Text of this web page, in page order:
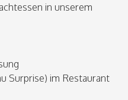
in unserem
Surprise) im Restaurant